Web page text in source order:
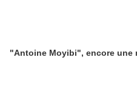
"Antoine Moyibi", encore une